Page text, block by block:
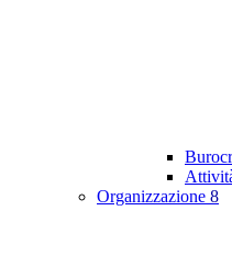
Organizzazione 8